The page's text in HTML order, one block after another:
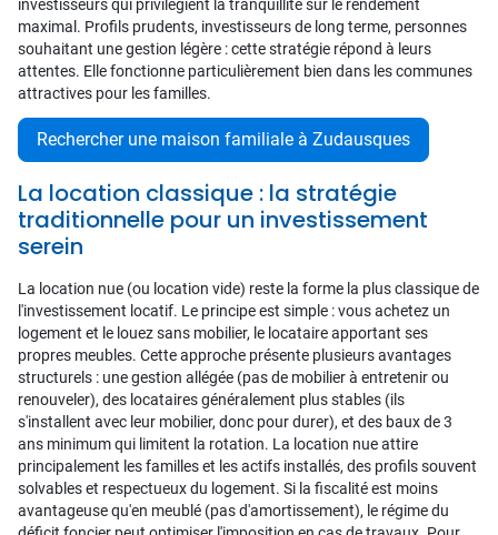
investisseurs qui privilégient la tranquillité sur le rendement
maximal. Profils prudents, investisseurs de long terme, personnes
souhaitant une gestion légère : cette stratégie répond à leurs
attentes. Elle fonctionne particulièrement bien dans les communes
attractives pour les familles.
Rechercher une maison familiale à Zudausques
La location classique : la stratégie
traditionnelle pour un investissement
serein
La location nue (ou location vide) reste la forme la plus classique de
l'investissement locatif. Le principe est simple : vous achetez un
logement et le louez sans mobilier, le locataire apportant ses
propres meubles. Cette approche présente plusieurs avantages
structurels : une gestion allégée (pas de mobilier à entretenir ou
renouveler), des locataires généralement plus stables (ils
s'installent avec leur mobilier, donc pour durer), et des baux de 3
ans minimum qui limitent la rotation. La location nue attire
principalement les familles et les actifs installés, des profils souvent
solvables et respectueux du logement. Si la fiscalité est moins
avantageuse qu'en meublé (pas d'amortissement), le régime du